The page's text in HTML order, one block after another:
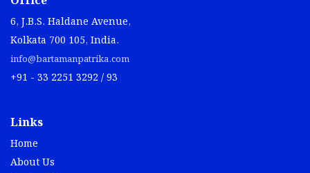
6, J.B.S. Haldane Avenue,
Kolkata 700 105, India.
info@bartamanpatrika.com
+91 - 33 2251 3292 / 93
Links
Home
About Us